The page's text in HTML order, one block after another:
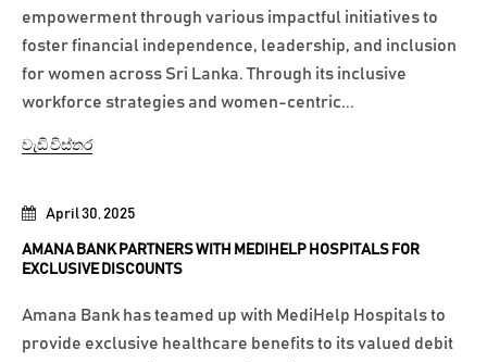
April 30, 2025
AMANA BANK PARTNERS WITH MEDIHELP HOSPITALS FOR
EXCLUSIVE DISCOUNTS
Amana Bank has teamed up with MediHelp Hospitals to
provide exclusive healthcare benefits to its valued debit
empowerment through various impactful initiatives to
foster financial independence, leadership, and inclusion
for women across Sri Lanka. Through its inclusive
workforce strategies and women-centric...
වැඩි විස්තර